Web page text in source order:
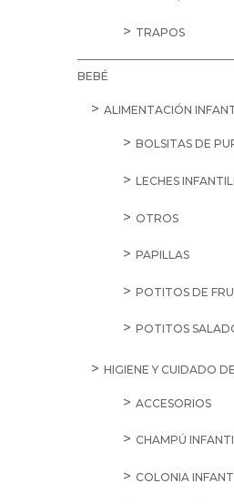
TRAPOS
BEBÉ
ALIMENTACIÓN
BOLSITAS DE
LECHES
OTROS
PAPILLAS
POTITOS DE
POTITOS
HIGIENE Y CUIDADO
ACCESORIOS
CHAMPÚ
COLONIA